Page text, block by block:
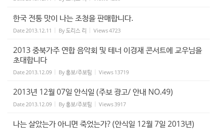
한국 전통 맛이 나는 조청을 판매합니다.
Date2013.12.11 By도리스 리 Views4723
2013 중북가주 연합 음악회 및 테너 이경재 콘서트에 교우님을
초대합니다
Date2013.12.09 By홍보/주보팀 Views 13719
2013년 12월 07일 안식일 (주보 광고/ 안내 NO.49)
Date2013.12.09 By홍보/주보팀 Views3917
나는 살았는가 아니면 죽었는가? (안식일 12월 7일 2013년)